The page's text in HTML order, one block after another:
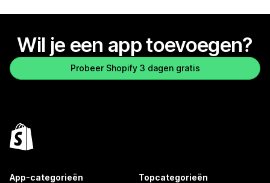
Wil je een app toevoegen?
Probeer Shopify 3 dagen gratis
App-categorieën Topcategorieën